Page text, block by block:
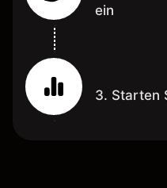
ein
3. Starten